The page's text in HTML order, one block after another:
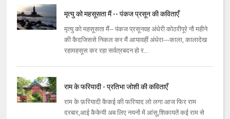
मृत्यु को महसूसता मैं -- पंकज प्रसून की कविताएँ
मृत्यु को महसूसता मैं-- पंकज प्रसूनवह अंधेरी कोठरीपूरे नौ महीने
की कैदजिससे निकल कर मैं आयावहीं अंधेरा---काला, कालादेख
रहामहसूस कर रहा सर्वत्रबदन हो र...
राम के फरियादी - प्रतिभा जोशी की कविताएँ
राम के फ़रियादी कैकई की फरियाद लो लगा आज फिर राम
दरबार,आई कैकेयी अब लिए नयनों में आंसू,शिकायतें कई राम से